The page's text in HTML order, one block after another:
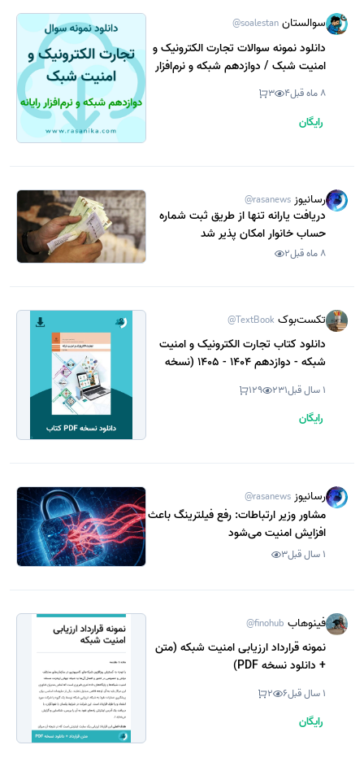
سوالستان @soalestan
دانلود نمونه سوالات تجارت الکترونیک و
امنیت شبک / دوازدهم شبکه و نرم‌افزار
رایانه 1402 (نسخه PDF) 8 ماه قبل 4
3
رایگان
رسانیوز @rasanews
دریافت یارانه تنها از طریق ثبت شماره
حساب خانوار امکان پذیر شد
8 ماه قبل 2
تکست‌بوک @TextBook
دانلود کتاب تجارت الکترونیک و امنیت
شبکه - دوازدهم 1404 - 1405 (نسخه
1 سال قبل 231
129
رایگان
رسانیوز @rasanews
مشاور وزیر ارتباطات: رفع فیلترینگ باعث
افزایش امنیت می‌شود
1 سال قبل 3
فینوهاب @finohub
نمونه قرارداد ارزیابی امنیت شبکه (متن
+ دانلود نسخه PDF)
1 سال قبل 6
2
رایگان